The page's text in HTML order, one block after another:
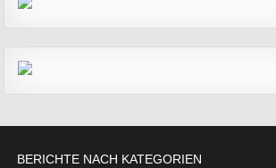
BERICHTE NACH KATEGORIEN